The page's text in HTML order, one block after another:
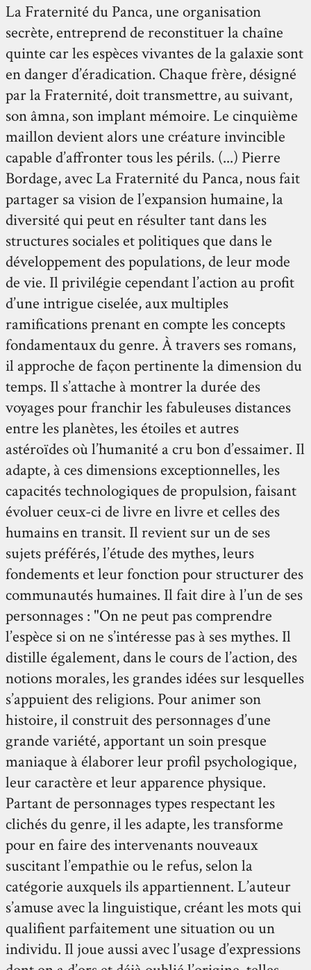
La Fraternité du Panca, une organisation
secrète, entreprend de reconstituer la chaîne
quinte car les espèces vivantes de la galaxie sont
en danger d’éradication. Chaque frère, désigné
par la Fraternité, doit transmettre, au suivant,
son âmna, son implant mémoire. Le cinquième
maillon devient alors une créature invincible
capable d’affronter tous les périls. (...) Pierre
Bordage, avec La Fraternité du Panca, nous fait
partager sa vision de l’expansion humaine, la
diversité qui peut en résulter tant dans les
structures sociales et politiques que dans le
développement des populations, de leur mode
de vie. Il privilégie cependant l’action au profit
d’une intrigue ciselée, aux multiples
ramifications prenant en compte les concepts
fondamentaux du genre. À travers ses romans,
il approche de façon pertinente la dimension du
temps. Il s’attache à montrer la durée des
voyages pour franchir les fabuleuses distances
entre les planètes, les étoiles et autres
astéroïdes où l’humanité a cru bon d’essaimer. Il
adapte, à ces dimensions exceptionnelles, les
capacités technologiques de propulsion, faisant
évoluer ceux-ci de livre en livre et celles des
humains en transit. Il revient sur un de ses
sujets préférés, l’étude des mythes, leurs
fondements et leur fonction pour structurer des
communautés humaines. Il fait dire à l’un de ses
personnages : "On ne peut pas comprendre
l’espèce si on ne s’intéresse pas à ses mythes. Il
distille également, dans le cours de l’action, des
notions morales, les grandes idées sur lesquelles
s’appuient des religions. Pour animer son
histoire, il construit des personnages d’une
grande variété, apportant un soin presque
maniaque à élaborer leur profil psychologique,
leur caractère et leur apparence physique.
Partant de personnages types respectant les
clichés du genre, il les adapte, les transforme
pour en faire des intervenants nouveaux
suscitant l’empathie ou le refus, selon la
catégorie auxquels ils appartiennent. L’auteur
s’amuse avec la linguistique, créant les mots qui
qualifient parfaitement une situation ou un
individu. Il joue aussi avec l’usage d’expressions